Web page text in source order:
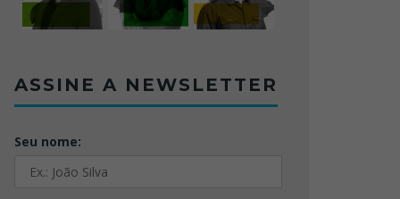
ASSINE A NEWSLETTER
Seu nome: